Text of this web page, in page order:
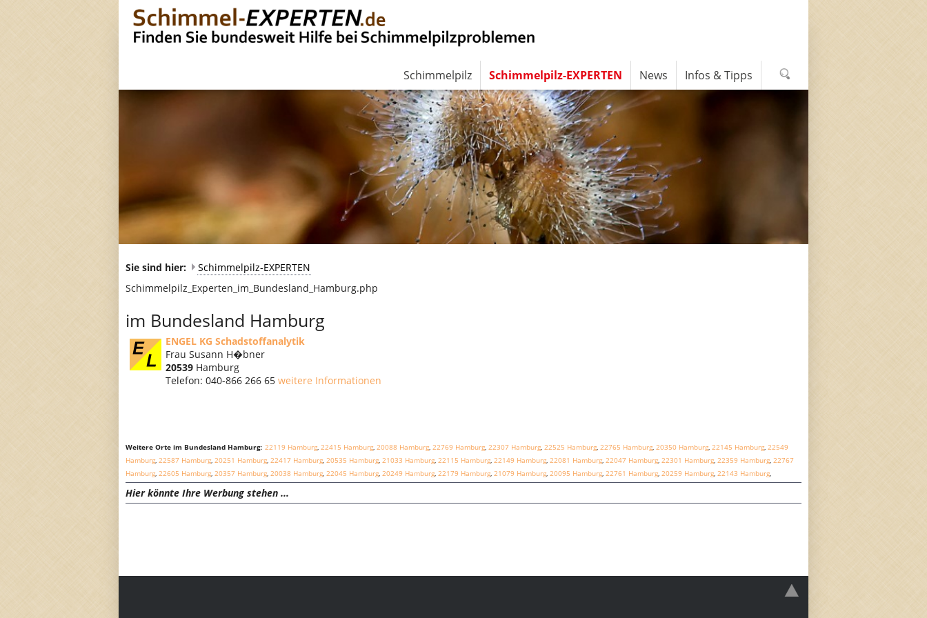
Sie sind hier:
Schimmelpilz-EXPERTEN
Schimmelpilz_Experten_im_Bundesland_Hamburg.php
im Bundesland Hamburg
ENGEL KG Schadstoffanalytik
Frau Susann H�bner
20539 Hamburg
Telefon: 040-866 266 65 weitere Informationen
Weitere Orte im Bundesland Hamburg: 22119 Hamburg, 22415 Hamburg, 20088 Hamburg, 22769 Hamburg, 22307 Hamburg, 22525 Hamburg, 22765 Hamburg, 20350 Hamburg, 22145 Hamburg, 22549
Hamburg, 22587 Hamburg, 20251 Hamburg, 22417 Hamburg, 20535 Hamburg, 21033 Hamburg, 22115 Hamburg, 22149 Hamburg, 22081 Hamburg, 22047 Hamburg, 22301 Hamburg, 22359 Hamburg, 22767
Hamburg, 22605 Hamburg, 20357 Hamburg, 20038 Hamburg, 22045 Hamburg, 20249 Hamburg, 22179 Hamburg, 21079 Hamburg, 20095 Hamburg, 22761 Hamburg, 20259 Hamburg, 22143 Hamburg,
Hier könnte Ihre Werbung stehen ...
Schimmelpilz Schimmelpilz-EXPERTEN News Infos & Tipps